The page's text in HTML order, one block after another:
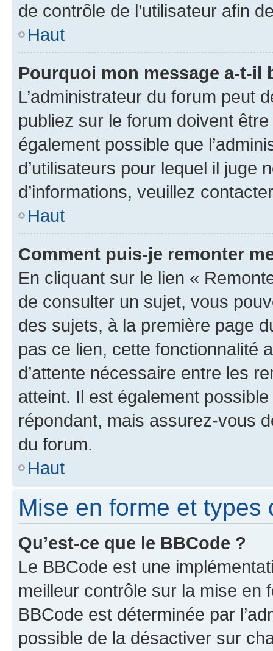
de contrôle de l’utilisateur afin
Haut
Pourquoi mon message a-t-il
L’administrateur du forum peut
publiez sur le forum doivent
également possible que
d’utilisateurs pour lequel il juge
d’informations, veuillez
Haut
Comment puis-je remonter
En cliquant sur le lien «
de consulter un sujet, vous
des sujets, à la première page
pas ce lien, cette fonctionnalité
d’attente nécessaire entre les
atteint. Il est également
répondant, mais assurez-vous
du forum.
Haut
Mise en forme et types
Qu’est-ce que le BBCode ?
Le BBCode est une
meilleur contrôle sur la mise en
BBCode est déterminée par
possible de la désactiver sur